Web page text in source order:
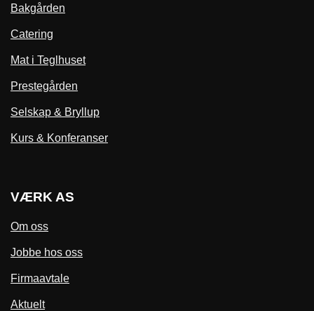
Bakgården
Catering
Mat i Teglhuset
Prestegården
Selskap & Bryllup
Kurs & Konferanser
VÆRK AS
Om oss
Jobbe hos oss
Firmaavtale
Aktuelt